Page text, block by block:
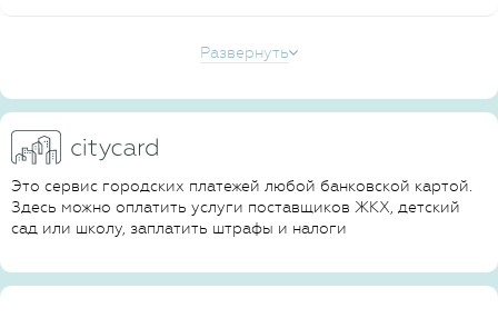
Развернуть
Это сервис городских платежей любой банковской картой.
Здесь можно оплатить услуги поставщиков ЖКХ, детский
сад или школу, заплатить штрафы и налоги